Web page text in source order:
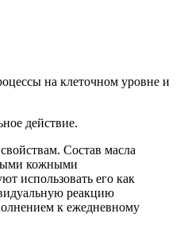
на клеточном уровне и
действие.
Состав масла
кожными
использовать его как
реакцию
к ежедневному